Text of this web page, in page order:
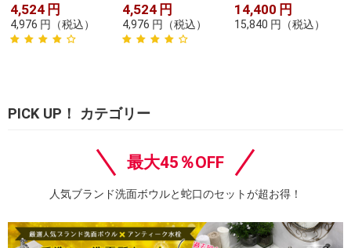
4,524 円
4,976 円 （税込）
4,524 円
4,976 円 （税込）
14,400 円
15,840 円 （税込）
PICK UP！ カテゴリー
最大45％OFF
人気ブランド洗面ボウルと蛇口のセットが超お得！